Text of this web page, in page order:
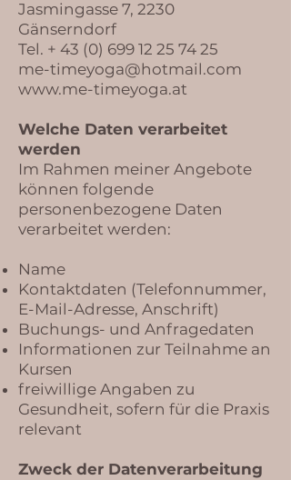
Jasmingasse 7, 2230
Gänserndorf
Tel. + 43 (0) 699 12 25 74 25
me-timeyoga@hotmail.com
www.me-timeyoga.at
Welche Daten verarbeitet
werden
Im Rahmen meiner Angebote
können folgende
personenbezogene Daten
verarbeitet werden:
Name
Kontaktdaten (Telefonnummer,
E-Mail-Adresse, Anschrift)
Buchungs- und Anfragedaten
Informationen zur Teilnahme an
Kursen
freiwillige Angaben zu
Gesundheit, sofern für die Praxis
relevant
Zweck der Datenverarbeitung